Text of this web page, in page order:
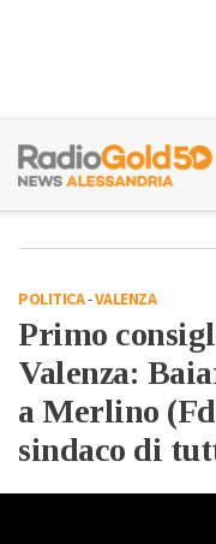
POLITICA-VALENZA
Primo
Valenza:
a Merlino
sindaco di